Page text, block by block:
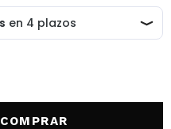
COMPRAR